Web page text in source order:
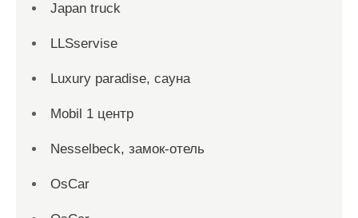
Japan truck
LLSservise
Luxury paradise, сауна
Mobil 1 центр
Nesselbeck, замок-отель
OsCar